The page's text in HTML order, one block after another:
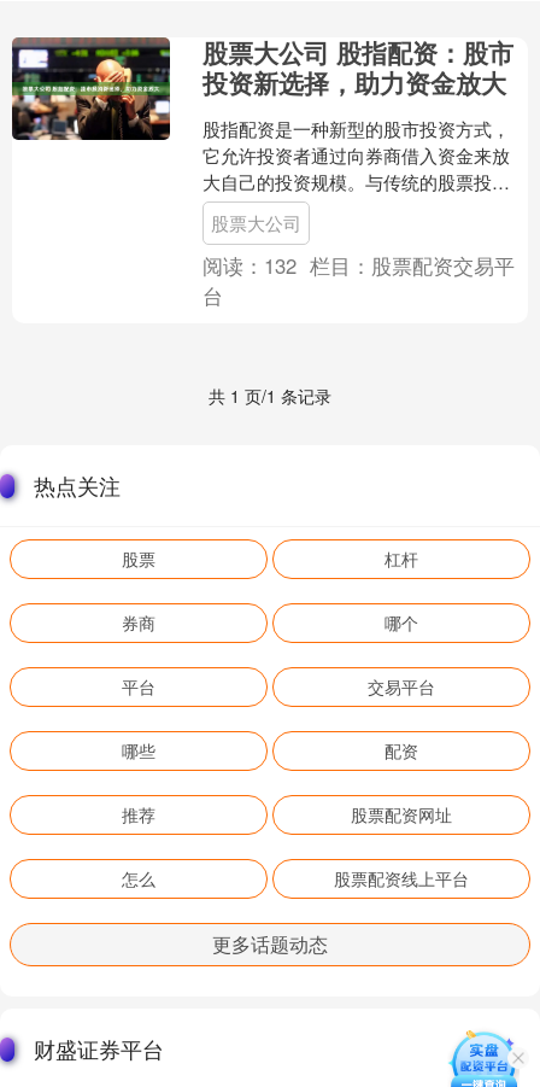
股票大公司 股指配资：股市
投资新选择，助力资金放大
股指配资是一种新型的股市投资方式，
它允许投资者通过向券商借入资金来放
大自己的投资规模。与传统的股票投资
相比股票大公司，股指配资具有以下优
势： * **放大收益：....
股票大公司
阅读： 132 栏目： 股票配资交易平
台
共 1 页/1 条记录
热点关注
股票 杠杆
券商 哪个
平台 交易平台
哪些 配资
推荐 股票配资网址
怎么 股票配资线上平台
更多话题动态
财盛证券平台